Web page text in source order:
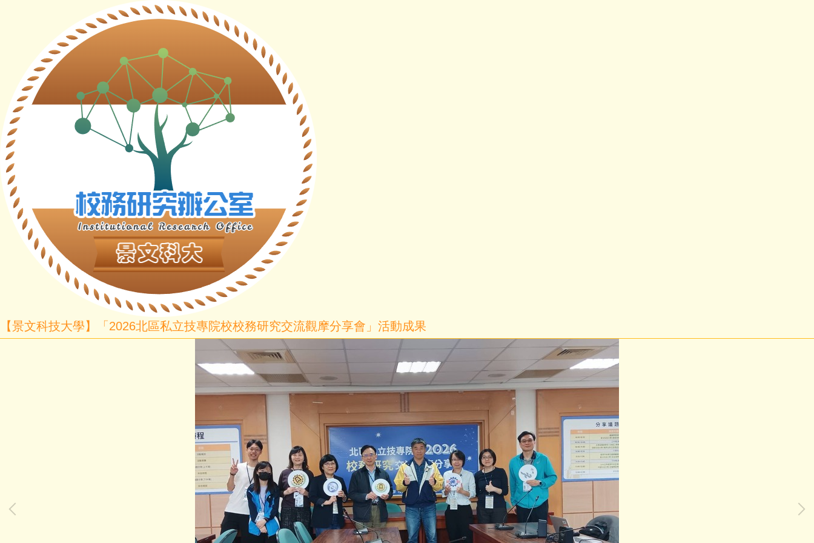
【景文科技大學】「2026北區私立技專院校校務研究交流觀摩分享會」活動成果